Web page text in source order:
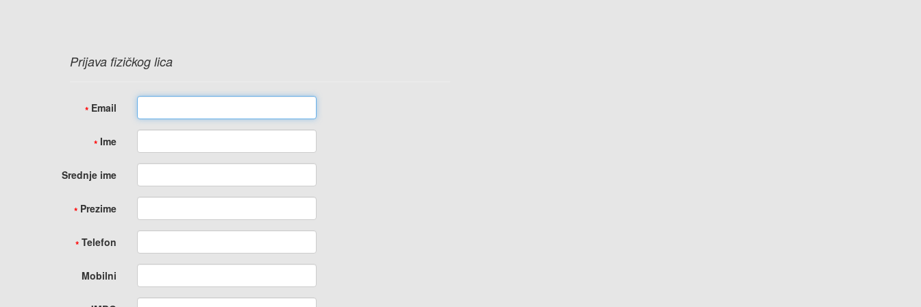
Prijava fizičkog lica
* Email
* Ime
Srednje ime
* Prezime
* Telefon
Mobilni